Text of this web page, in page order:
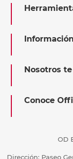
Nosotros
Conoce
OD
Dirección: Paseo